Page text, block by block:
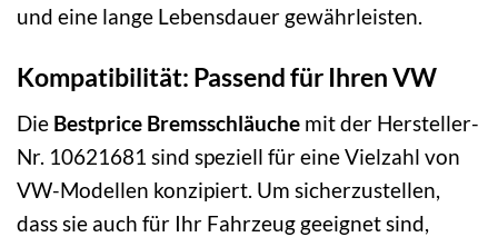
und eine lange Lebensdauer gewährleisten.
Kompatibilität: Passend für Ihren VW
Die Bestprice Bremsschläuche mit der Hersteller-
Nr. 10621681 sind speziell für eine Vielzahl von
VW-Modellen konzipiert. Um sicherzustellen,
dass sie auch für Ihr Fahrzeug geeignet sind,